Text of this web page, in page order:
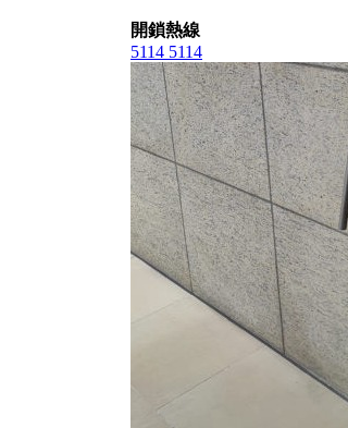
開鎖熱線
5114 5114